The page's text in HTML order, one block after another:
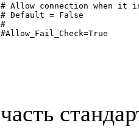
# Allow connection when it
# Default = False
#
#Allow_Fail_Check=True
часть